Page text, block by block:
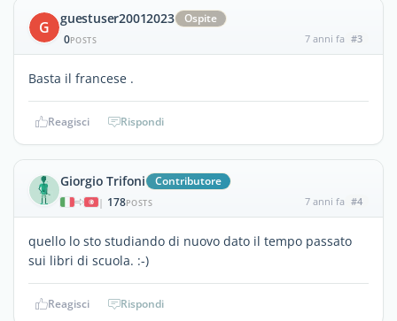
G guestuser20012023
Ospite
0POSTS 7 anni fa #3
Basta il francese .
Reagisci Rispondi
Giorgio Trifoni Contributore
| 178POSTS 7 anni fa #4
quello lo sto studiando di nuovo dato il tempo passato
sui libri di scuola. :-)
Reagisci Rispondi